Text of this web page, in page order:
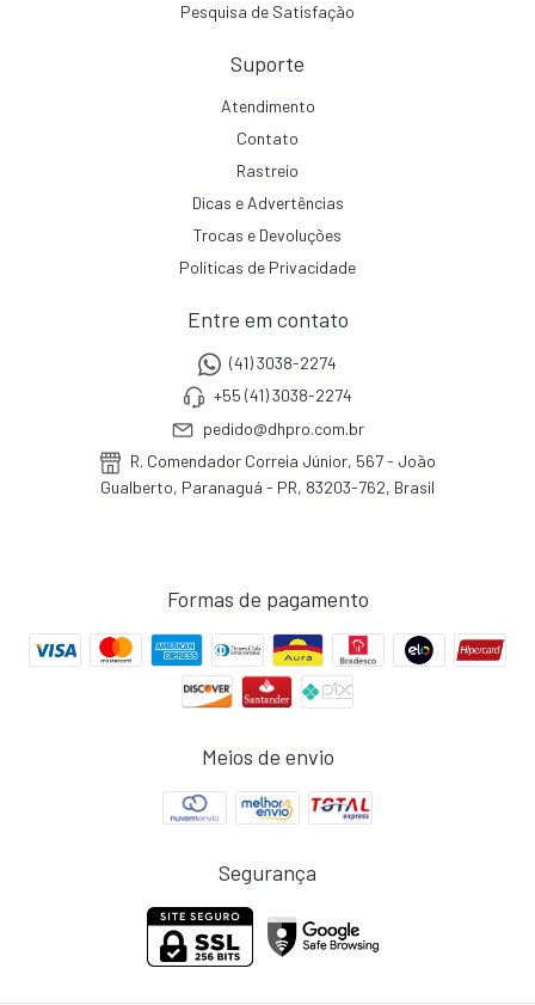
Pesquisa de Satisfação
Suporte
Atendimento
Contato
Rastreio
Dicas e Advertências
Trocas e Devoluções
Políticas de Privacidade
Entre em contato
(41) 3038-2274
+55 (41) 3038-2274
pedido@dhpro.com.br
R. Comendador Correia Júnior, 567 - João
Gualberto, Paranaguá - PR, 83203-762, Brasil
Formas de pagamento
Meios de envio
Segurança